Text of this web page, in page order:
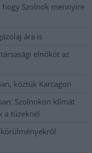
Szolnok mennyire
ára is
elnököt az
köztük Karcagon
Szolnokon klímát
a tüzeknél